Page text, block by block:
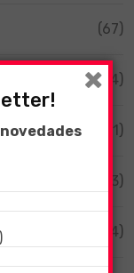
(67)
(4)
(1)
(3)
(204)
×